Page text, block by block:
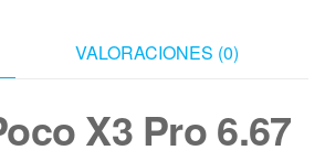
VALORACIONES (0)
X3 Pro 6.67